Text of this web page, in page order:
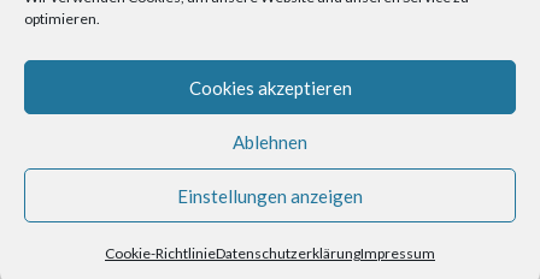
optimieren.
Cookies akzeptieren
Ablehnen
Einstellungen anzeigen
Cookie-RichtlinieDatenschutzerklärungImpressum
31. August 2025
Berliner Flughafen Tegel – Berlin-Bangkok
Datenschutzerklärung Impressum Kontakt Cookie-Richtlinie (EU)